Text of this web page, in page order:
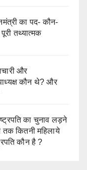
का पद- कौन-
तथ्यात्मक
और
कौन थे? और
का चुनाव लड़ने
तक कितनी महिलाये
कौन है ?